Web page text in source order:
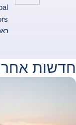
Linkedin
חדשות